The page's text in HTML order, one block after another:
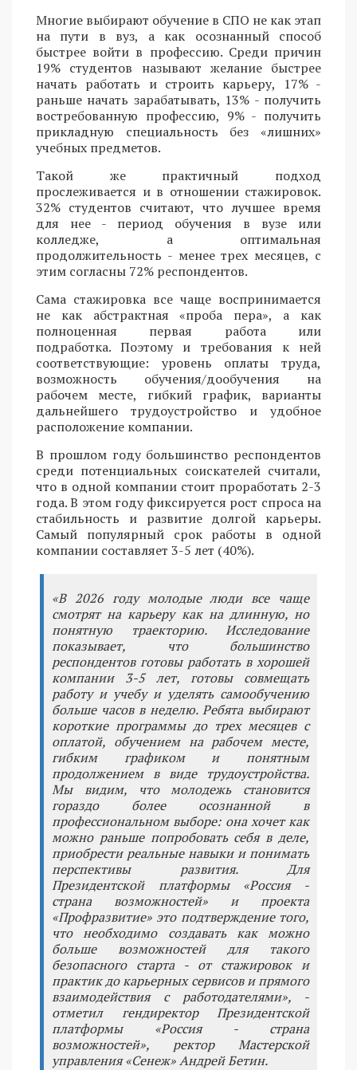
Многие выбирают обучение в СПО не как этап
на пути в вуз, а как осознанный способ
быстрее войти в профессию. Среди причин
19% студентов называют желание быстрее
начать работать и строить карьеру, 17% -
раньше начать зарабатывать, 13% - получить
востребованную профессию, 9% - получить
прикладную специальность без «лишних»
учебных предметов.
Такой же практичный подход
прослеживается и в отношении стажировок.
32% студентов считают, что лучшее время
для нее - период обучения в вузе или
колледже, а оптимальная
продолжительность - менее трех месяцев, с
этим согласны 72% респондентов.
Сама стажировка все чаще воспринимается
не как абстрактная «проба пера», а как
полноценная первая работа или
подработка. Поэтому и требования к ней
соответствующие: уровень оплаты труда,
возможность обучения/дообучения на
рабочем месте, гибкий график, варианты
дальнейшего трудоустройство и удобное
расположение компании.
В прошлом году большинство респондентов
среди потенциальных соискателей считали,
что в одной компании стоит проработать 2-3
года. В этом году фиксируется рост спроса на
стабильность и развитие долгой карьеры.
Самый популярный срок работы в одной
компании составляет 3-5 лет (40%).
«В 2026 году молодые люди все чаще
смотрят на карьеру как на длинную, но
понятную траекторию. Исследование
показывает, что большинство
респондентов готовы работать в хорошей
компании 3-5 лет, готовы совмещать
работу и учебу и уделять самообучению
больше часов в неделю. Ребята выбирают
короткие программы до трех месяцев с
оплатой, обучением на рабочем месте,
гибким графиком и понятным
продолжением в виде трудоустройства.
Мы видим, что молодежь становится
гораздо более осознанной в
профессиональном выборе: она хочет как
можно раньше попробовать себя в деле,
приобрести реальные навыки и понимать
перспективы развития. Для
Президентской платформы «Россия -
страна возможностей» и проекта
«Профразвитие» это подтверждение того,
что необходимо создавать как можно
больше возможностей для такого
безопасного старта - от стажировок и
практик до карьерных сервисов и прямого
взаимодействия с работодателями», -
отметил гендиректор Президентской
платформы «Россия - страна
возможностей», ректор Мастерской
управления «Сенеж» Андрей Бетин.